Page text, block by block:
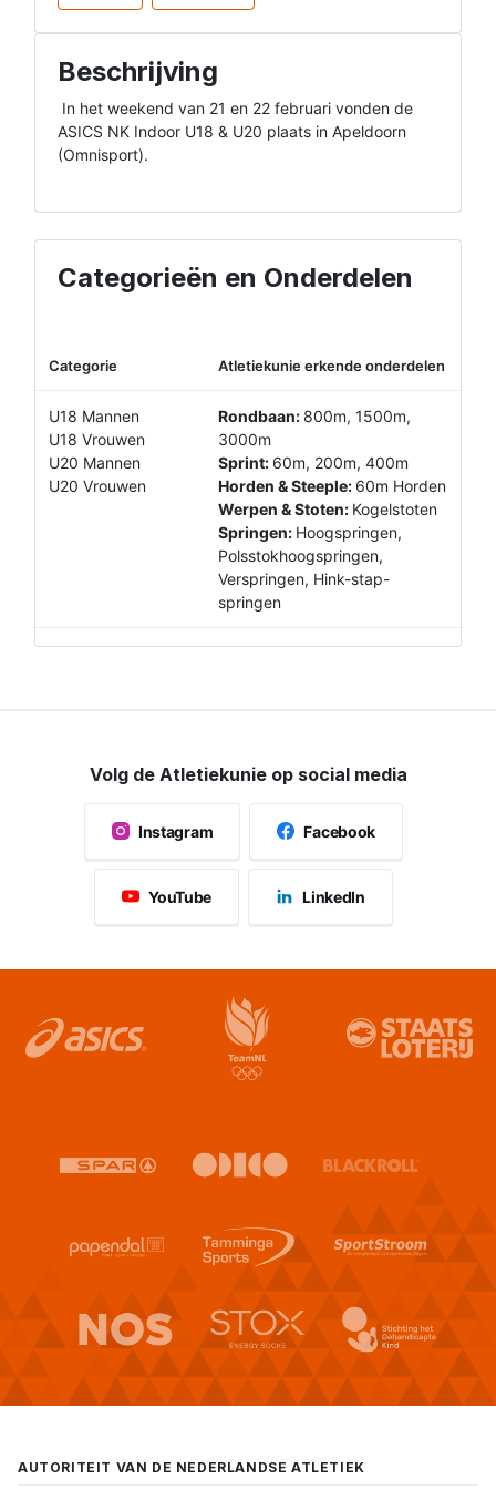
Beschrijving
ASICS NK Indoor U18 & U20 plaats in Apeldoorn
(Omnisport).
Categorieën en Onderdelen
Categorie Atletiekunie erkende onderdelen
U18 Mannen
U18 Vrouwen
U20 Mannen
U20 Vrouwen
Rondbaan: 800m, 1500m,
3000m
Sprint: 60m, 200m, 400m
Horden & Steeple: 60m Horden
Werpen & Stoten: Kogelstoten
Springen: Hoogspringen,
Polsstokhoogspringen,
Verspringen, Hink-stap-
springen
Volg de Atletiekunie op social media
Instagram Facebook
YouTube LinkedIn
AUTORITEIT VAN DE NEDERLANDSE ATLETIEK